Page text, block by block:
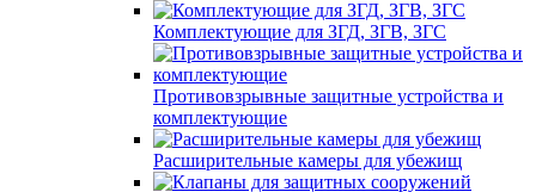
Комплектующие для ЗГД, ЗГВ, ЗГС
Противовзрывные защитные устройства и
комплектующие
Расширительные камеры для убежищ